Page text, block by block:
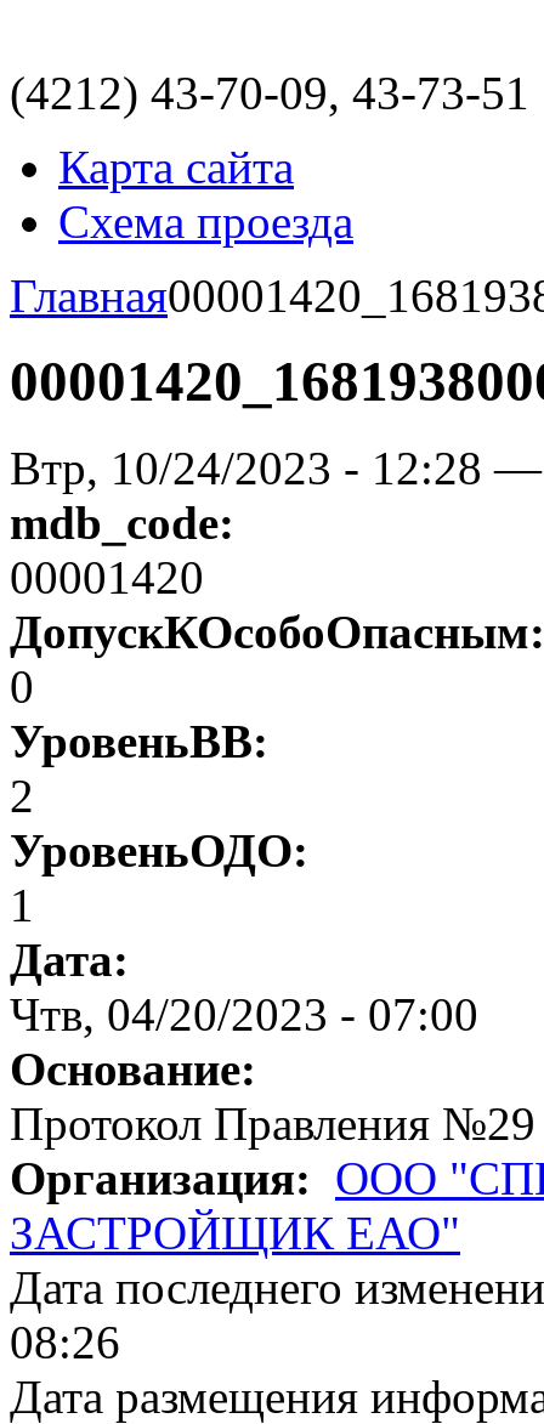
(4212) 43-70-09, 43-73-51
Карта сайта
Схема проезда
Главная
Втр, 10/24/2023 - 12:28 —
mdb_code:
00001420
0
УровеньВВ:
2
УровеньОДО:
1
Дата:
Чтв, 04/20/2023 - 07:00
Основание:
Протокол Правления №29
Организация: ООО
ЗАСТРОЙЩИК ЕАО"
Дата последнего
08:26
Дата размещения